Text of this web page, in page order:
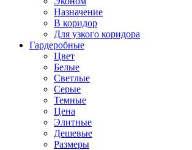
Назначение
В коридор
Для узкого коридора
Гардеробные
Цвет
Белые
Светлые
Серые
Темные
Цена
Элитные
Дешевые
Размеры